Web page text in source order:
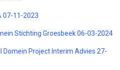
07-11-2023
Stichting Groesbeek 06-03-2024
Domein Project Interim Advies 27-